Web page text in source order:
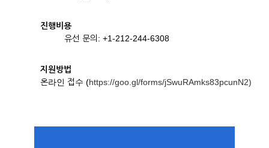
진행비용
유선 문의: +1-212-244-6308
지원방법
온라인 접수 (https://goo.gl/forms/jSwuRAmks83pcunN2)